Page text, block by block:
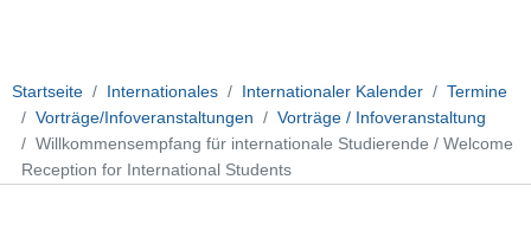
Startseite Internationales Internationaler Kalender
Termine
Vorträge/Infoveranstaltungen
Vorträge / Infoveranstaltung
Willkommensempfang für internationale Studierende / Welcome
Reception for International Students